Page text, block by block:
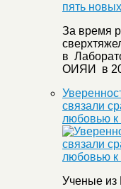
За время
в
ОИЯИ в
связали
любовью к
Ученые из